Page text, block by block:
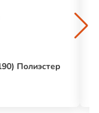
Полиэстер